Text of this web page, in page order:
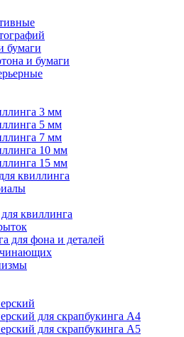
бумаги
и бумаги
3 мм
5 мм
7 мм
10 мм
15 мм
квиллинга
квиллинга
для фона и деталей
для скрапбукинга А4
для скрапбукинга А5